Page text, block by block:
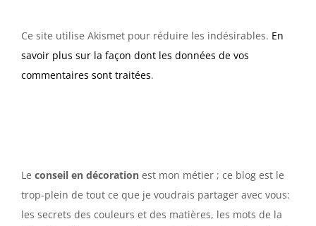
Ce site utilise Akismet pour réduire les indésirables. En
savoir plus sur la façon dont les données de vos
commentaires sont traitées.
Le conseil en décoration est mon métier ; ce blog est le
trop-plein de tout ce que je voudrais partager avec vous:
les secrets des couleurs et des matières, les mots de la